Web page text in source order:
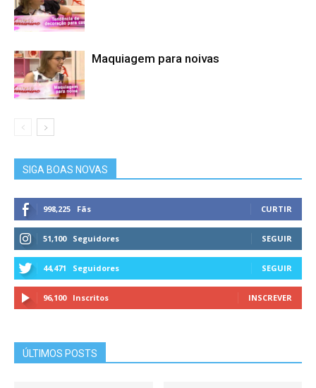
Maquiagem para noivas
SIGA BOAS NOVAS
998,225 Fãs CURTIR
51,100 Seguidores SEGUIR
44,471 Seguidores SEGUIR
96,100 Inscritos INSCREVER
ÚLTIMOS POSTS